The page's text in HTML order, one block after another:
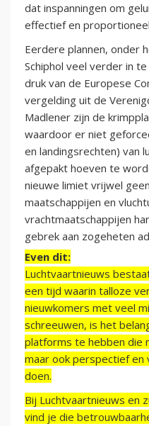
dat inspanningen om
effectief en
Eerdere plannen, onder
Schiphol veel verder in
druk van de Europese
vergelding uit de
Madlener zijn de
waardoor er niet
en landingsrechten) van
afgepakt hoeven te
nieuwe limiet vrijwel
maatschappijen en
vrachtmaatschappijen
gebrek aan zogeheten
Even dit:
Luchtvaartnieuws
een tijd waarin talloze
nieuwkomers met veel
schreeuwen, is het
platforms te hebben die
maar ook perspectief en
doen.
Bij Luchtvaartnieuws en
vind je die